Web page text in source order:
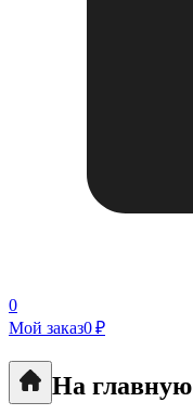
0
Мой заказ0 ₽
На главную